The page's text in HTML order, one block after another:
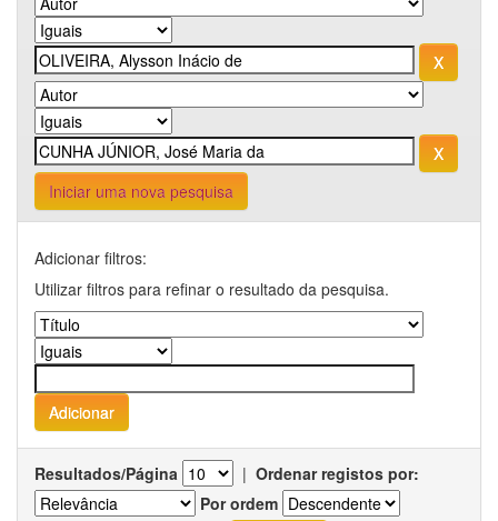
Iniciar uma nova pesquisa
Adicionar filtros:
Utilizar filtros para refinar o resultado da pesquisa.
Resultados/Página | Ordenar registos por:
Por ordem